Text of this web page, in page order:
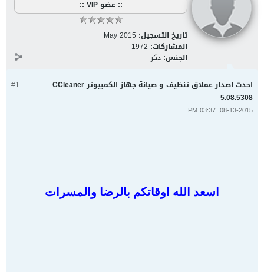
:: عضو VIP ::
تاريخ التسجيل: May 2015
المشاركات: 1972
الجنس: ذكر
#1
احدث اصدار عملاق تنظيف و صيانة جهاز الكمبيوتر CCleaner
5.08.5308
08-13-2015, 03:37 PM
اسعد الله اوقاتكم بالرضا والمسرات